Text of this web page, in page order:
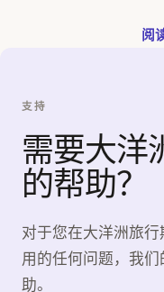
阅
支持
需要大洋
的帮助？
对于您在大洋洲旅
用的任何问题，我
助。